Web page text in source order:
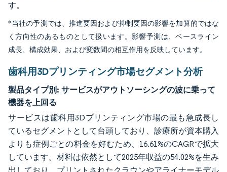
す。
*当社の予測では、推進要因および抑制要因の影響を加算的ではな
く方向性のあるものとして扱います。影響予測は、ベースライン
成長、構成効果、および変数間の相互作用を反映しています。
歯科用3Dプリンティング市場セグメント分析
製品タイプ別: サービスがアウトソーシングの波に乗って
機器を上回る
サービスは歯科用3Dプリンティング市場の最も急成長し
ているセグメントとして台頭しており、診療所が資本購入
よりも症例ごとの料金を好むため、16.61%のCAGRで拡大
しています。材料は依然として2025年収益の54.02%を生み